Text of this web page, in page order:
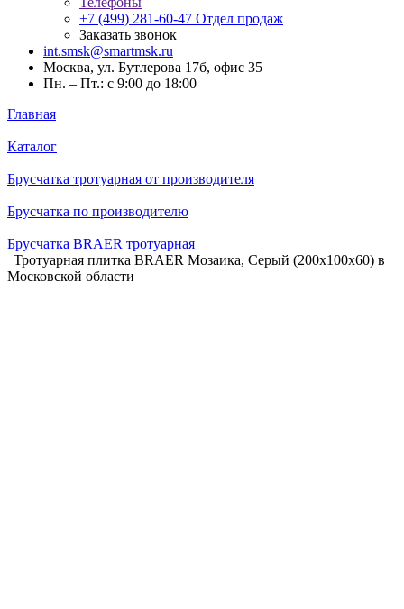
+7 (499) 281-60-47 Отдел продаж
Заказать звонок
int.smsk@smartmsk.ru
Москва, ул. Бутлерова 17б, офис 35
Пн. – Пт.: с 9:00 до 18:00
Главная
Каталог
Брусчатка тротуарная от производителя
Брусчатка по производителю
Брусчатка BRAER тротуарная
Тротуарная плитка BRAER Мозаика, Серый (200x100x60) в
Московской области